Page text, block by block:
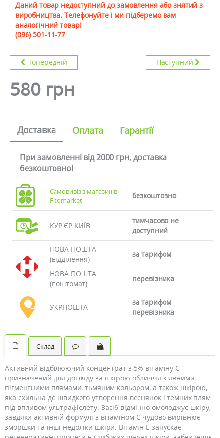
Даний товар недоступний до замовлення або знятий з
виробництва. Телефонуйте і ми підберемо вам
аналогічний товар!
(096) 501-11-77
Попередній Наступний
580 грн
Доставка Оплата Гарантії
При замовленні від 2000 грн, доставка
безкоштовно!
Самовивіз з магазинів
Fitomarket
безкоштовно
КУР'ЄР КИЇВ
тимчасово не
доступний
НОВА ПОШТА
(відділення)
за тарифом
НОВА ПОШТА
(поштомат)
перевізника
УКРПОШТА
за тарифом
перевізника
Склад
Активний відбілюючий концентрат з 5% вітаміну С
призначений для догляду за шкірою обличчя з явними
пігментними плямами, тьмяним кольором, а також шкірою,
яка схильна до швидкого утворення веснянок і темних плям
під впливом ультрафіолету. Засіб відмінно омолоджує шкіру,
завдяки активній формулі з вітаміном С чудово вирівнює
зморшки та інші недоліки шкіри. Вітамін Е запускає